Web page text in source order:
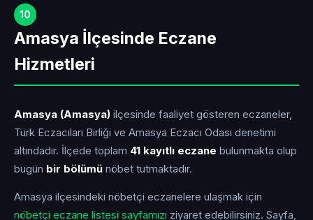
10
Amasya İlçesinde Eczane
Hizmetleri
Amasya (Amasya) ilçesinde faaliyet gösteren eczaneler,
Türk Eczacıları Birliği ve Amasya Eczacı Odası denetimi
altındadır. İlçede toplam 41 kayıtlı eczane bulunmakta olup
bugün bir bölümü nöbet tutmaktadır.
Amasya ilçesindeki nöbetçi eczanelere ulaşmak için
nöbetçi eczane listesi sayfamızı ziyaret edebilirsiniz. Sayfa,